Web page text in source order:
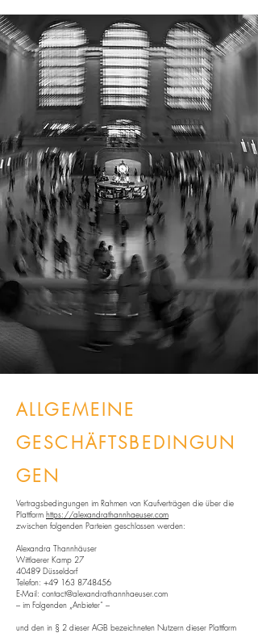
ALLGEMEINE
GESCHÄFTSBEDINGUN
GEN
Vertragsbedingungen im Rahmen von Kaufverträgen die über die
Plattform https://alexandrathannhaeuser.com
zwischen folgenden Parteien geschlossen werden:
Alexandra Thannhäuser
Wittlaerer Kamp 27
40489 Düsseldorf
Telefon: +49 163 8748456
E-Mail: contact@alexandrathannhaeuser.com
– im Folgenden „Anbieter“ –
und den in § 2 dieser AGB bezeichneten Nutzern dieser Plattform